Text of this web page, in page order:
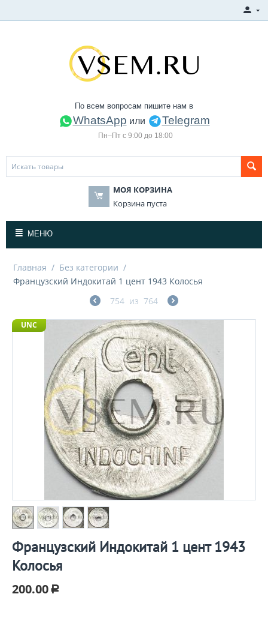
По всем вопросам пишите нам в
WhatsApp или Telegram
Пн–Пт с 9:00 до 18:00
МОЯ КОРЗИНА
Корзина пуста
МЕНЮ
Главная / Без категории /
Французский Индокитай 1 цент 1943 Колосья
754 из 764
UNC
Французский Индокитай 1 цент 1943
Колосья
200.00 Р